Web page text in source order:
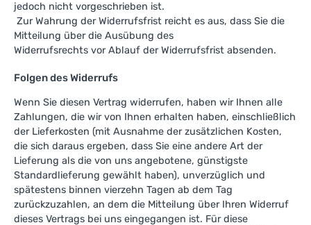
jedoch nicht vorgeschrieben ist.
Zur Wahrung der Widerrufsfrist reicht es aus, dass Sie die
Mitteilung über die Ausübung des
Widerrufsrechts vor Ablauf der Widerrufsfrist absenden.
Folgen des Widerrufs
Wenn Sie diesen Vertrag widerrufen, haben wir Ihnen alle
Zahlungen, die wir von Ihnen erhalten haben, einschließlich
der Lieferkosten (mit Ausnahme der zusätzlichen Kosten,
die sich daraus ergeben, dass Sie eine andere Art der
Lieferung als die von uns angebotene, günstigste
Standardlieferung gewählt haben), unverzüglich und
spätestens binnen vierzehn Tagen ab dem Tag
zurückzuzahlen, an dem die Mitteilung über Ihren Widerruf
dieses Vertrags bei uns eingegangen ist. Für diese